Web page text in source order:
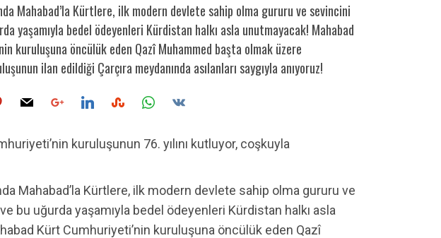
Mahabad’la Kürtlere, ilk modern devlete sahip olma gururu ve sevincini
yaşamıyla bedel ödeyenleri Kürdistan halkı asla unutmayacak! Mahabad
kuruluşuna öncülük eden Qazî Muhammed başta olmak üzere
ilan edildiği Çarçıra meydanında asılanları saygıyla anıyoruz!
kuruluşunun 76. yılını kutluyor, coşkuyla
Mahabad’la Kürtlere, ilk modern devlete sahip olma gururu ve
bu uğurda yaşamıyla bedel ödeyenleri Kürdistan halkı asla
Kürt Cumhuriyeti’nin kuruluşuna öncülük eden Qazî